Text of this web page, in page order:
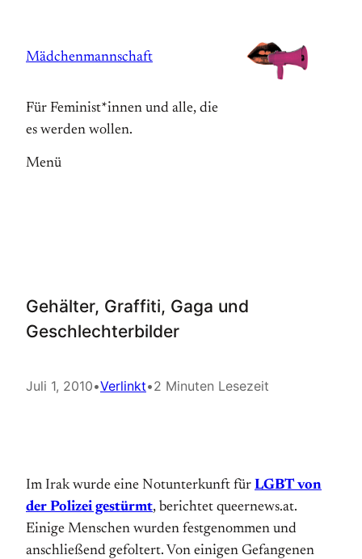
springen
Mädchenmannschaft
Für Feminist*innen und alle, die
es werden wollen.
Menü
Gehälter, Graffiti, Gaga und
Geschlechterbilder
Juli 1, 2010•Verlinkt•2 Minuten Lesezeit
Im Irak wurde eine Notunterkunft für LGBT von
der Polizei gestürmt, berichtet queernews.at.
Einige Menschen wurden festgenommen und
anschließend gefoltert. Von einigen Gefangenen